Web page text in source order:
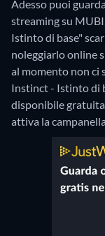
Adesso puoi
streaming su
Istinto di base"
noleggiarlo online
al momento non ci
Instinct - Istinto di
disponibile
attiva la